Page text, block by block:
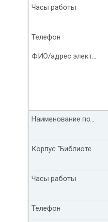
Часы работы
Телефон
ФИО/адрес электронной почты
Наименование подразделения
Корпус "Библиотека" Этаж/ комната
Часы работы
Телефон